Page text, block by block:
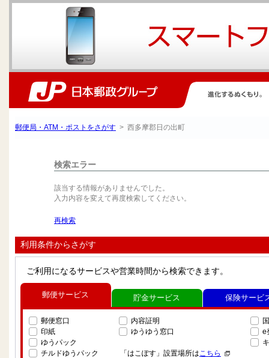
郵便局・ATM・ポストをさがす > 西多摩郡日の出町
検索エラー
該当する情報がありませんでした。
入力内容を変えて再度検索してください。
再検索
利用条件からさがす
ご利用になるサービスや営業時間から検索できます。
郵便サービス
郵便窓口
印紙
ゆうパック
チルドゆうパック
内容証明
ゆうゆう窓口
「はこぽす」設置場所はこちら
e
貯金サービス 保険サービ